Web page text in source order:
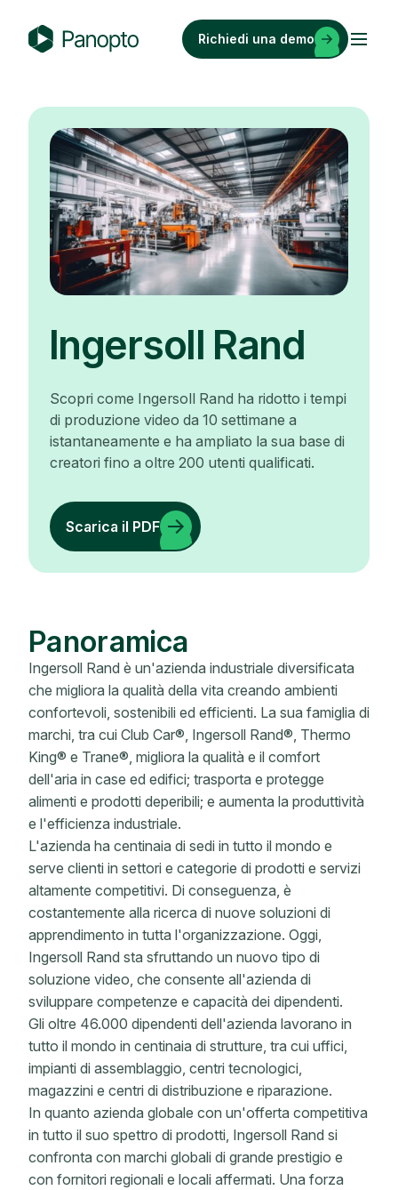
n
Richiedi una demo
Ingersoll Rand
Scopri come Ingersoll Rand ha ridotto i tempi
di produzione video da 10 settimane a
istantaneamente e ha ampliato la sua base di
creatori fino a oltre 200 utenti qualificati.
Scarica il PDF
Panoramica
Ingersoll Rand è un'azienda industriale diversificata
che migliora la qualità della vita creando ambienti
confortevoli, sostenibili ed efficienti. La sua famiglia di
marchi, tra cui Club Car®, Ingersoll Rand®, Thermo
King® e Trane®, migliora la qualità e il comfort
dell'aria in case ed edifici; trasporta e protegge
alimenti e prodotti deperibili; e aumenta la produttività
e l'efficienza industriale.
L'azienda ha centinaia di sedi in tutto il mondo e
serve clienti in settori e categorie di prodotti e servizi
altamente competitivi. Di conseguenza, è
costantemente alla ricerca di nuove soluzioni di
apprendimento in tutta l'organizzazione. Oggi,
Ingersoll Rand sta sfruttando un nuovo tipo di
soluzione video, che consente all'azienda di
sviluppare competenze e capacità dei dipendenti.
Gli oltre 46.000 dipendenti dell'azienda lavorano in
tutto il mondo in centinaia di strutture, tra cui uffici,
impianti di assemblaggio, centri tecnologici,
magazzini e centri di distribuzione e riparazione.
In quanto azienda globale con un'offerta competitiva
in tutto il suo spettro di prodotti, Ingersoll Rand si
confronta con marchi globali di grande prestigio e
con fornitori regionali e locali affermati. Una forza